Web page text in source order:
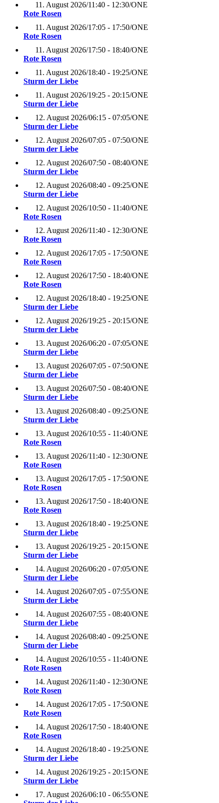
11. August 2026/11:40 - 12:30/ONE
Rote Rosen
11. August 2026/17:05 - 17:50/ONE
Rote Rosen
11. August 2026/17:50 - 18:40/ONE
Rote Rosen
11. August 2026/18:40 - 19:25/ONE
Sturm der Liebe
11. August 2026/19:25 - 20:15/ONE
Sturm der Liebe
12. August 2026/06:15 - 07:05/ONE
Sturm der Liebe
12. August 2026/07:05 - 07:50/ONE
Sturm der Liebe
12. August 2026/07:50 - 08:40/ONE
Sturm der Liebe
12. August 2026/08:40 - 09:25/ONE
Sturm der Liebe
12. August 2026/10:50 - 11:40/ONE
Rote Rosen
12. August 2026/11:40 - 12:30/ONE
Rote Rosen
12. August 2026/17:05 - 17:50/ONE
Rote Rosen
12. August 2026/17:50 - 18:40/ONE
Rote Rosen
12. August 2026/18:40 - 19:25/ONE
Sturm der Liebe
12. August 2026/19:25 - 20:15/ONE
Sturm der Liebe
13. August 2026/06:20 - 07:05/ONE
Sturm der Liebe
13. August 2026/07:05 - 07:50/ONE
Sturm der Liebe
13. August 2026/07:50 - 08:40/ONE
Sturm der Liebe
13. August 2026/08:40 - 09:25/ONE
Sturm der Liebe
13. August 2026/10:55 - 11:40/ONE
Rote Rosen
13. August 2026/11:40 - 12:30/ONE
Rote Rosen
13. August 2026/17:05 - 17:50/ONE
Rote Rosen
13. August 2026/17:50 - 18:40/ONE
Rote Rosen
13. August 2026/18:40 - 19:25/ONE
Sturm der Liebe
13. August 2026/19:25 - 20:15/ONE
Sturm der Liebe
14. August 2026/06:20 - 07:05/ONE
Sturm der Liebe
14. August 2026/07:05 - 07:55/ONE
Sturm der Liebe
14. August 2026/07:55 - 08:40/ONE
Sturm der Liebe
14. August 2026/08:40 - 09:25/ONE
Sturm der Liebe
14. August 2026/10:55 - 11:40/ONE
Rote Rosen
14. August 2026/11:40 - 12:30/ONE
Rote Rosen
14. August 2026/17:05 - 17:50/ONE
Rote Rosen
14. August 2026/17:50 - 18:40/ONE
Rote Rosen
14. August 2026/18:40 - 19:25/ONE
Sturm der Liebe
14. August 2026/19:25 - 20:15/ONE
Sturm der Liebe
17. August 2026/06:10 - 06:55/ONE